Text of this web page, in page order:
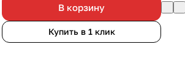
В корзину
Купить в 1 клик